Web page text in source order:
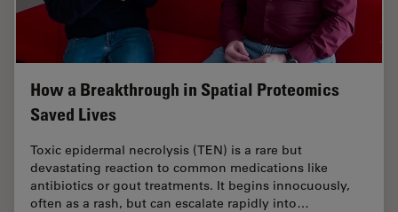
How a Breakthrough in Spatial Proteomics
Saved Lives
Toxic epidermal necrolysis (TEN) is a rare but
devastating reaction to common medications like
antibiotics or gout treatments. It begins innocuously,
often as a rash, but can escalate rapidly into…